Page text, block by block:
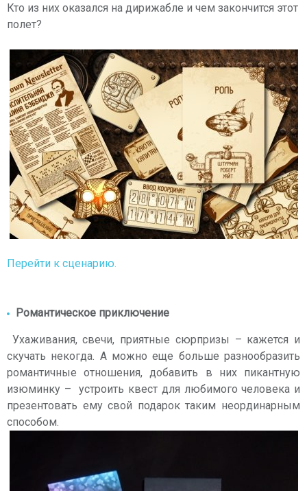
Кто из них оказался на дирижабле и чем закончится этот
полет?
Перейти к сценарию.
Романтическое приключение
Ухаживания, свечи, приятные сюрпризы – кажется и
скучать некогда. А можно еще больше разнообразить
романтичные отношения, добавить в них пикантную
изюминку – устроить квест для любимого человека и
презентовать ему свой подарок таким неординарным
способом.